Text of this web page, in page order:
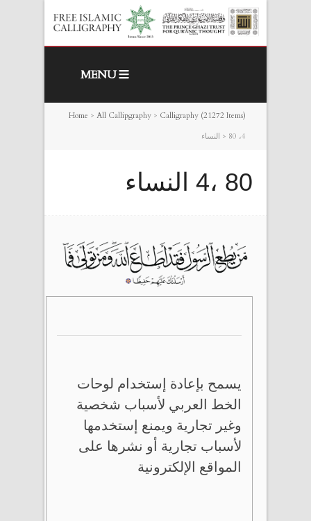
MENU
Home > All Callipgraphy > Calligraphy (21272 Items)
> 80 ،4 النساء
80 ،4 النساء
يسمح بإعادة إستخدام لوحات
الخط العربي لأسباب شخصية
وغير تجارية ويمنع إستخدمها
لأسباب تجارية أو نشرها على
المواقع الإلكترونية